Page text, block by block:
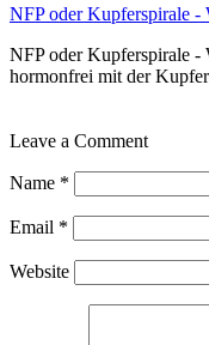
NFP oder Kupferspirale -
NFP oder Kupferspirale -
hormonfrei mit der
Leave a Comment
Name *
Email *
Website